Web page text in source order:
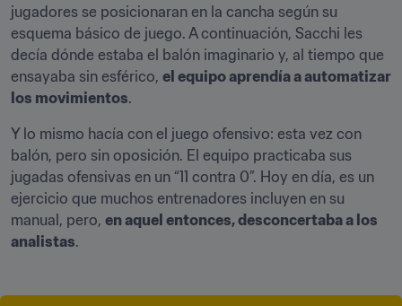
jugadores se posicionaran en la cancha según su
esquema básico de juego. A continuación, Sacchi les
decía dónde estaba el balón imaginario y, al tiempo que
ensayaba sin esférico, el equipo aprendía a automatizar
los movimientos.
Y lo mismo hacía con el juego ofensivo: esta vez con
balón, pero sin oposición. El equipo practicaba sus
jugadas ofensivas en un “11 contra 0”. Hoy en día, es un
ejercicio que muchos entrenadores incluyen en su
manual, pero, en aquel entonces, desconcertaba a los
analistas.